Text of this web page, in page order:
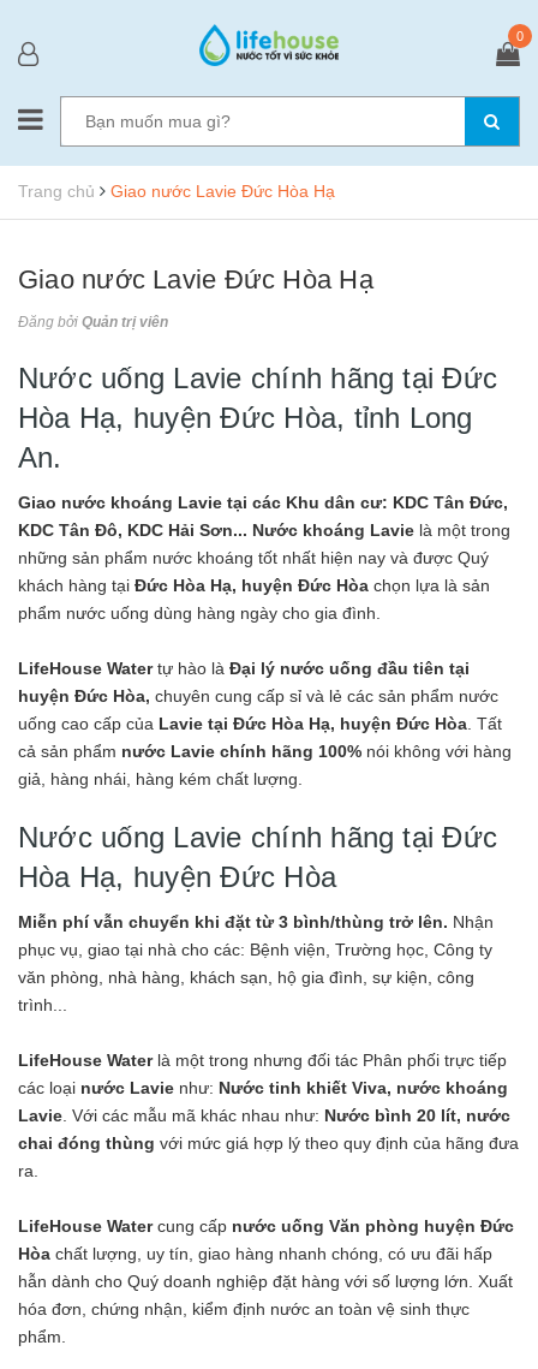
0
Trang chủ Giao nước Lavie Đức Hòa Hạ
Giao nước Lavie Đức Hòa Hạ
Đăng bởi Quản trị viên
Nước uống Lavie chính hãng tại Đức
Hòa Hạ, huyện Đức Hòa, tỉnh Long
An.
Giao nước khoáng Lavie tại các Khu dân cư: KDC Tân Đức,
KDC Tân Đô, KDC Hải Sơn... Nước khoáng Lavie là một trong
những sản phẩm nước khoáng tốt nhất hiện nay và được Quý
khách hàng tại Đức Hòa Hạ, huyện Đức Hòa chọn lựa là sản
phẩm nước uống dùng hàng ngày cho gia đình.
LifeHouse Watertự hào là Đại lý nước uống đầu tiên tại
huyện Đức Hòa, chuyên cung cấp sỉ và lẻ các sản phẩm nước
uống cao cấp của Lavie tại Đức Hòa Hạ, huyện Đức Hòa . Tất
cả sản phẩm nước Lavie chính hãng 100% nói không với hàng
giả, hàng nhái, hàng kém chất lượng.
Nước uống Lavie chính hãng tại Đức
Hòa Hạ, huyện Đức Hòa
Miễn phí vẫn chuyển khi đặt từ 3 bình/thùng trở lên. Nhận
phục vụ, giao tại nhà cho các: Bệnh viện, Trường học, Công ty
văn phòng, nhà hàng, khách sạn, hộ gia đình, sự kiện, công
trình...
LifeHouse Waterlà một trong nhưng đối tác Phân phối trực tiếp
các loại nước Lavie như: Nước tinh khiết Viva, nước khoáng
Lavie . Với các mẫu mã khác nhau như: Nước bình 20 lít, nước
chai đóng thùng với mức giá hợp lý theo quy định của hãng đưa
ra.
LifeHouse Watercung cấp nước uống Văn phòng huyện Đức
Hòa chất lượng, uy tín, giao hàng nhanh chóng, có ưu đãi hấp
hẫn dành cho Quý doanh nghiệp đặt hàng với số lượng lớn. Xuất
hóa đơn, chứng nhận, kiểm định nước an toàn vệ sinh thực
phẩm.